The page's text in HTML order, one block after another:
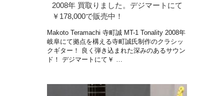
2008年 買取りました。デジマートにて
￥178,000で販売中！
Makoto Teramachi 寺町誠 MT-1 Tonality 2008年
岐阜にて拠点を構える寺町誠氏制作のクラシッ
クギター！ 良く弾き込まれた深みのあるサウン
ド！ デジマートにて￥ …